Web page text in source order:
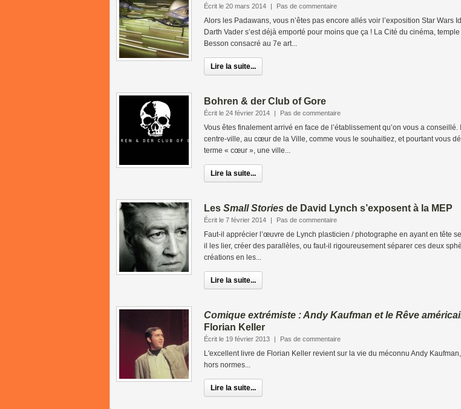
Écrit le 20 mars 2014 | Pas de commentaire
Alors les Padawans, vous n’êtes pas encore allés voir l’exposition Star Wars
Darth Vader s’est déjà emporté pour moins que ça ! La Cité du cinéma,
Besson consacré au 7e art...
Lire la suite...
Bohren & der Club of Gore
Écrit le 24 février 2014 | Pas de commentaire
Vous êtes finalement arrivé en face de l’établissement qu’on vous a conseillé.
centre-ville, au cœur de la Ville, comme vous le souhaitiez, et pourtant vous
terme « cœur », une ville...
Lire la suite...
Les Small Stories de David Lynch s’exposent à la MEP
Écrit le 7 février 2014 | Pas de commentaire
Faut-il apprécier l’œuvre de Lynch plasticien / photographe en ayant en tête
il les lier, créer des parallèles, ou faut-il rigoureusement séparer ces deux
créations en les...
Lire la suite...
Comique extrémiste : Andy Kaufman et le Rêve
Florian Keller
Écrit le 19 février 2013 | Pas de commentaire
L'excellent livre de Florian Keller revient sur la vie du méconnu Andy
hors normes...
Lire la suite...